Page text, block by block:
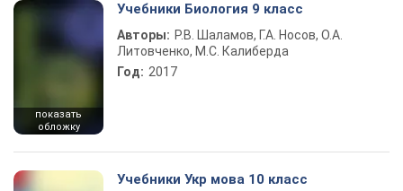
показать
обложку
Учебники Биология 9 класс
Авторы: Р.В. Шаламов, Г.А. Носов, О.А.
Литовченко, М.С. Калиберда
Год: 2017
Учебники Укр мова 10 класс